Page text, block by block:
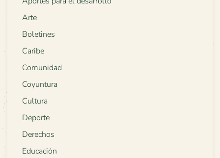
Arte
Boletines
Caribe
Comunidad
Coyuntura
Cultura
Deporte
Derechos
Educación